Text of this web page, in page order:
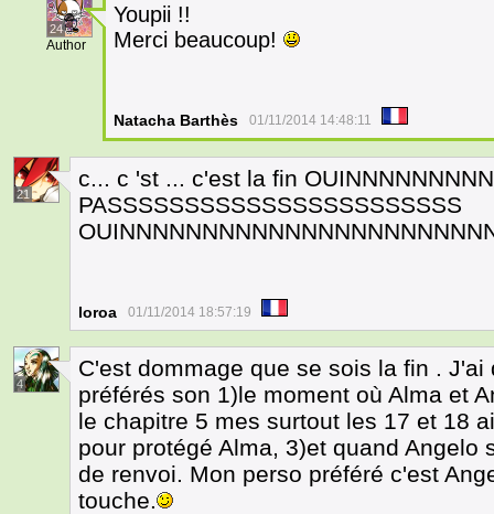
24
Author
Youpii !!
Merci beaucoup!
Natacha Barthès 01/11/2014 14:48:11
21
c... c 'st ... c'est la fin
PASSSSSSSSSSSSSSSSSSSSSSS
loroa 01/11/2014 18:57:19
4
C'est dommage que se sois la fin .
préférés son 1)le moment où Alma et
le chapitre 5 mes surtout les 17 et 18
pour protégé Alma, 3)et quand Angelo
de renvoi. Mon perso préféré c'est
touche.